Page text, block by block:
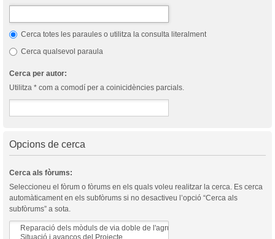
Cerca totes les paraules o utilitza la consulta literalment
Cerca qualsevol paraula
Cerca per autor:
Utilitza * com a comodí per a coinicidències parcials.
Opcions de cerca
Cerca als fòrums:
Seleccioneu el fòrum o fòrums en els quals voleu realitzar la cerca. Es cerca
automàticament en els subfòrums si no desactiveu l’opció “Cerca als
subfòrums” a sota.